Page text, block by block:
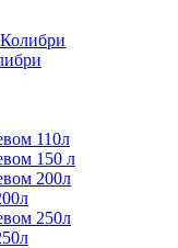
110л
150 л
200л
250л